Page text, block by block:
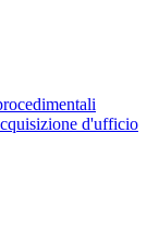
d'ufficio